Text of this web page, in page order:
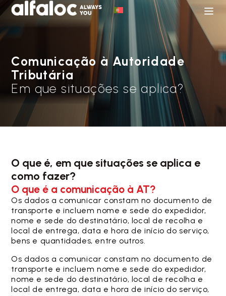
Comunicação à Autoridade
Tributária
Em que situações se aplica?
O que é, em que situações se aplica e
como fazer?
O que é a comunicação à AT?
Os dados a comunicar constam no documento de
transporte e incluem nome e sede do expedidor,
nome e sede do destinatário, local de recolha e
local de entrega, data e hora de início do serviço,
bens e quantidades, entre outros.
Os dados a comunicar constam no documento de
transporte e incluem nome e sede do expedidor,
nome e sede do destinatário, local de recolha e
local de entrega, data e hora de início do serviço,